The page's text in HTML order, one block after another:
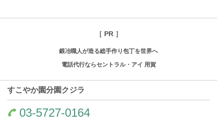
［ PR ］
鍛冶職人が造る総手作り包丁を世界へ
電話代行ならセントラル・アイ 用賀
すこやか園分園クジラ
03-5727-0164